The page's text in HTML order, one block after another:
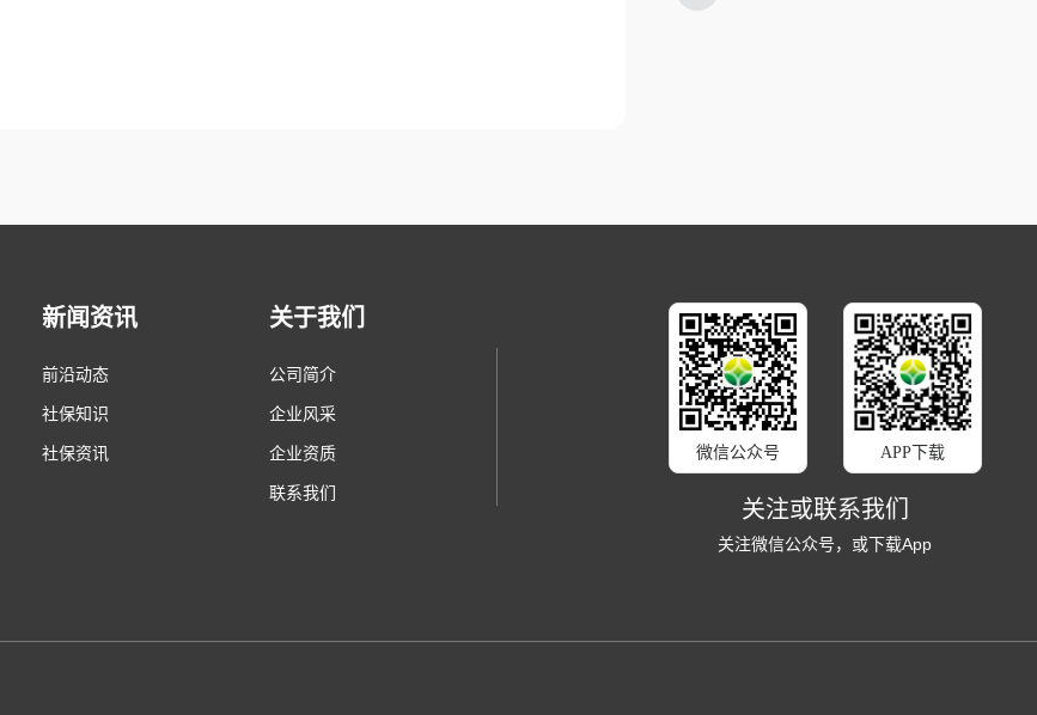
新闻资讯
前沿动态
社保知识
社保资讯
关于我们
公司简介
企业风采
企业资质
联系我们
微信公众号 APP下载
关注或联系我们
关注微信公众号，或下载App